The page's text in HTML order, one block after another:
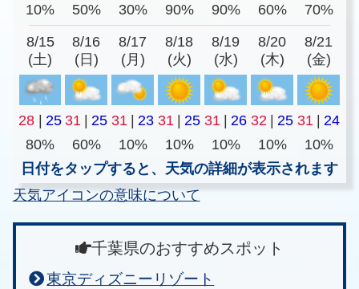
10%
50% 30% 90% 90% 60% 70%
8/15
(土)
8/16
(日)
8/17
(月)
8/18
(火)
8/19
(水)
8/20
(木)
8/21
(金)
28 | 25 31 | 25 31 | 23 31 | 25 31 | 26 32 | 25 31 | 24
80%
60% 10% 10% 10% 10%
10%
日付をタップすると、天気の詳細が表示されます
天気アイコンの意味について
千葉県のおすすめスポット
東京ディズニーリゾート